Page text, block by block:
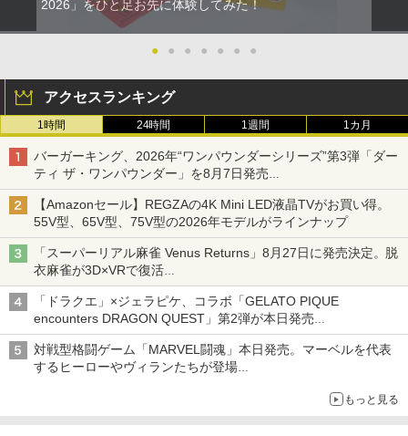
2026」をひと足お先に体験してみた！
● ● ● ● ● ● ●
アクセスランキング
1時間 24時間 1週間 1カ月
バーガーキング、2026年“ワンパウンダーシリーズ”第3弾「ダー
ティ ザ・ワンパウンダー」を8月7日発売
「特製ガーリックマヨソース」を使用した超大型チーズバーガー
【Amazonセール】REGZAの4K Mini LED液晶TVがお買い得。
55V型、65V型、75V型の2026年モデルがラインナップ
「スーパーリアル麻雀 Venus Returns」8月27日に発売決定。脱
衣麻雀が3D×VRで復活
発売から2週間は20%オフになるセールが実施
「ドラクエ」×ジェラピケ、コラボ「GELATO PIQUE
encounters DRAGON QUEST」第2弾が本日発売
アイスカップに入ったスライムやわたぼう、ベビーサタンなどが
オリジナルアートで登場
対戦型格闘ゲーム「MARVEL闘魂」本日発売。マーベルを代表
するヒーローやヴィランたちが登場
もっと見る